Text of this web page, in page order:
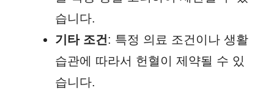
습니다.
기타 조건: 특정 의료 조건이나 생활
습관에 따라서 헌혈이 제약될 수 있
습니다.